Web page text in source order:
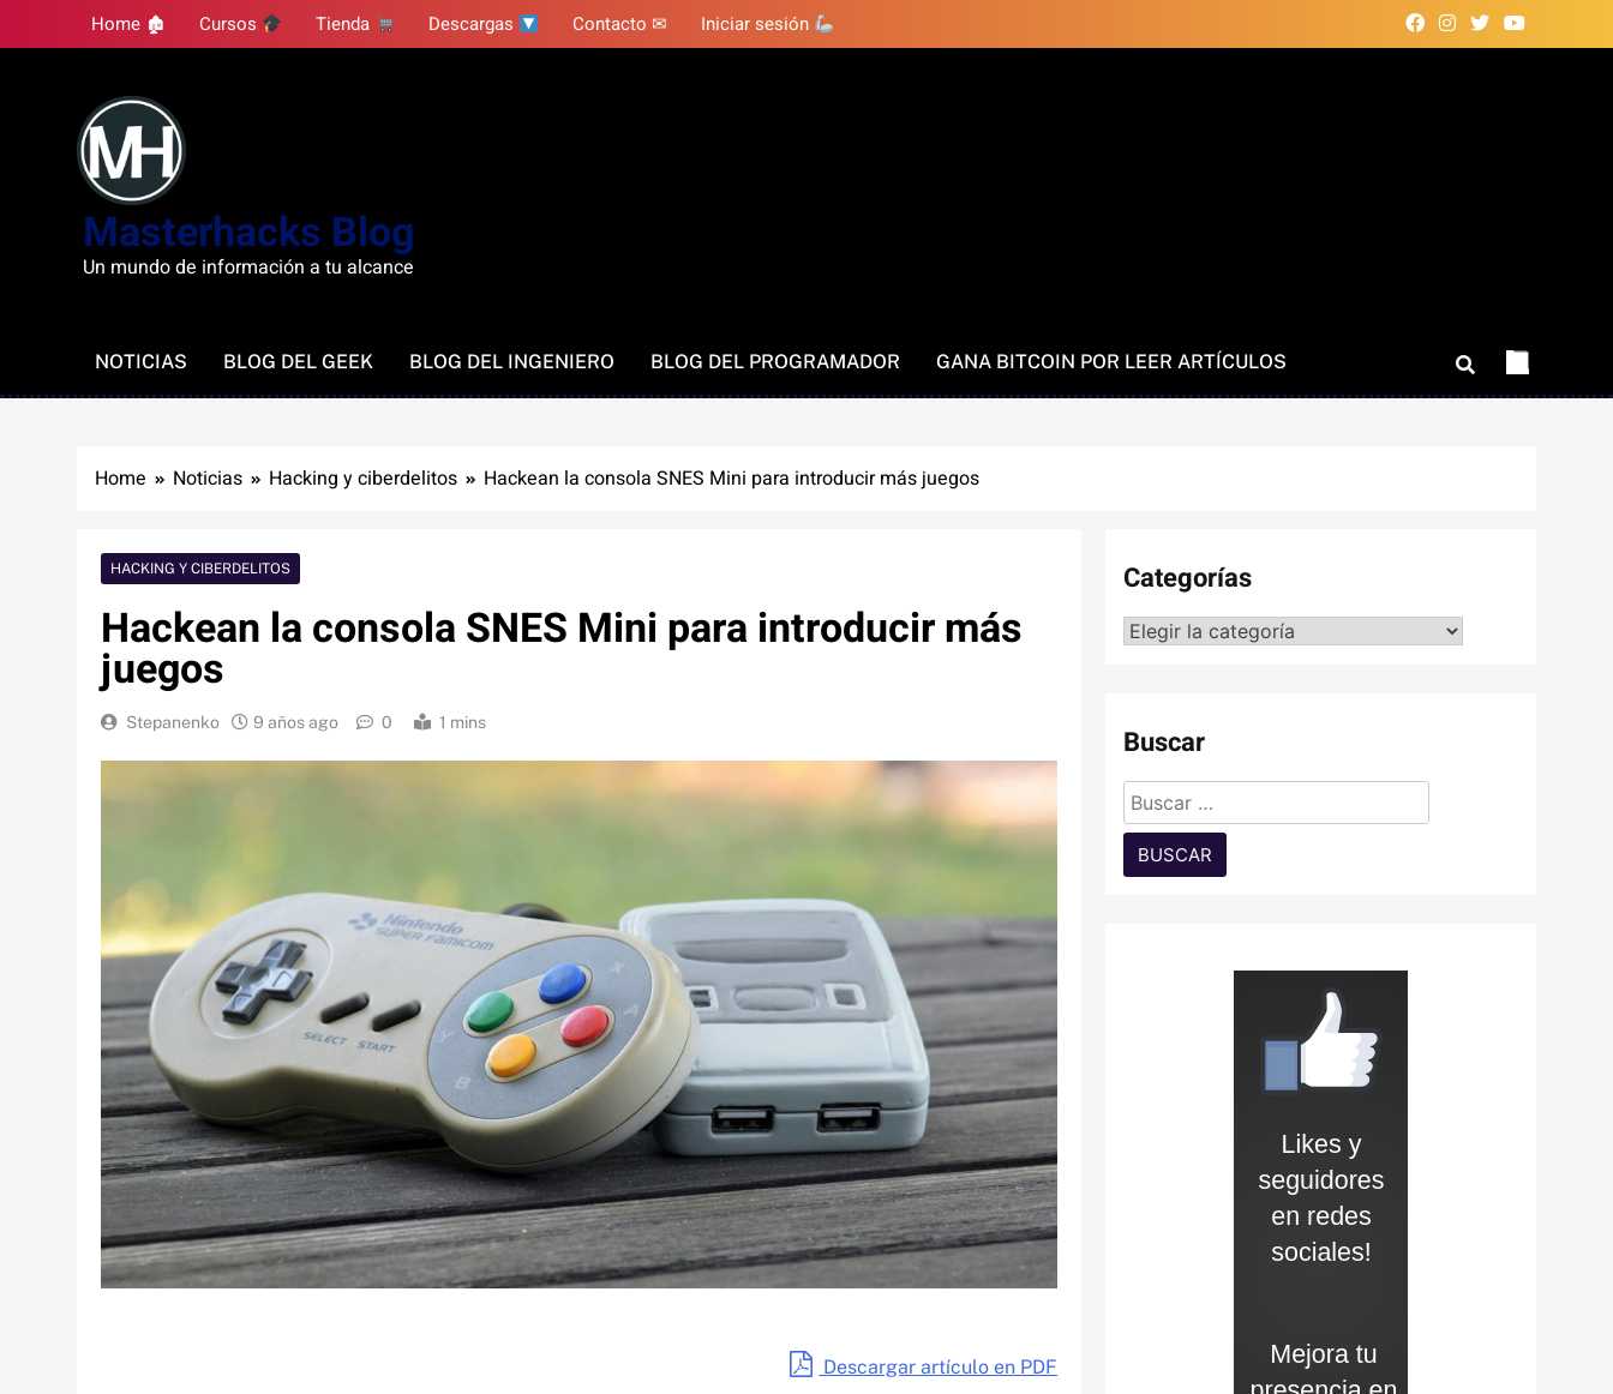
to
Home 🏚 Cursos Tienda Descargas Contacto ✉ Iniciar sesión
Masterhacks Blog
Un mundo de información a tu alcance
NOTICIAS BLOG DEL GEEK BLOG DEL INGENIERO BLOG DEL PROGRAMADOR GANA BITCOIN POR LEER ARTÍCULOS
Home Noticias Hacking y ciberdelitos Hackean la consola SNES Mini para introducir más juegos
HACKING Y CIBERDELITOS
Hackean la consola SNES Mini para introducir más
juegos
Stepanenko 9 años ago 0 1 mins
Descargar artículo en PDF
Categorías
Categorías
Buscar
Buscar: